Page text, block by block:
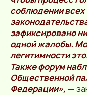
соблюдении всех
зафиксировано
одной жалобы.
легитимности
Также форум
Общественной
Федерации», —